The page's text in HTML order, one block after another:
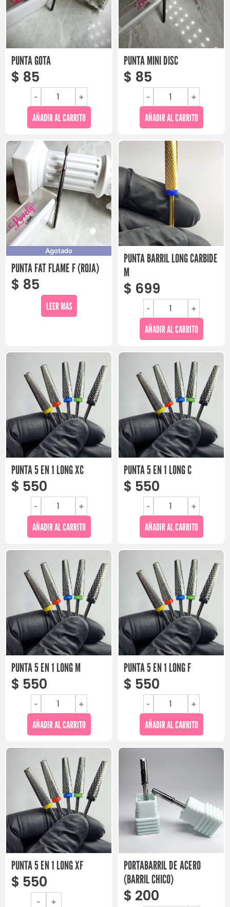
PUNTA GOTA
$ 85
- +
AÑADIR AL CARRITO
PUNTA MINI DISC
$ 85
- +
AÑADIR AL CARRITO
Agotado
PUNTA FAT FLAME F (ROJA)
$ 85
LEER MÁS
PUNTA BARRIL LONG CARBIDE
M
$ 699
- +
AÑADIR AL CARRITO
PUNTA 5 EN 1 LONG XC
$ 550
- +
AÑADIR AL CARRITO
PUNTA 5 EN 1 LONG C
$ 550
- +
AÑADIR AL CARRITO
PUNTA 5 EN 1 LONG M
$ 550
- +
AÑADIR AL CARRITO
PUNTA 5 EN 1 LONG F
$ 550
- +
AÑADIR AL CARRITO
PUNTA 5 EN 1 LONG XF
$ 550
- +
PORTABARRIL DE ACERO
(BARRIL CHICO)
$ 200